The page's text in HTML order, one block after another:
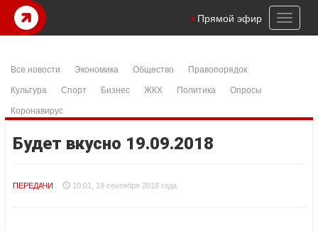
Toggle
Прямой эфир
Все новости Экономика Общество
Правопорядок
Культура
Спорт Бизнес ЖКХ Политика
Опросы
Коронавирус
Будет вкусно 19.09.2018
ПЕРЕДАЧИ 10:01, 19 сентября 2018 года